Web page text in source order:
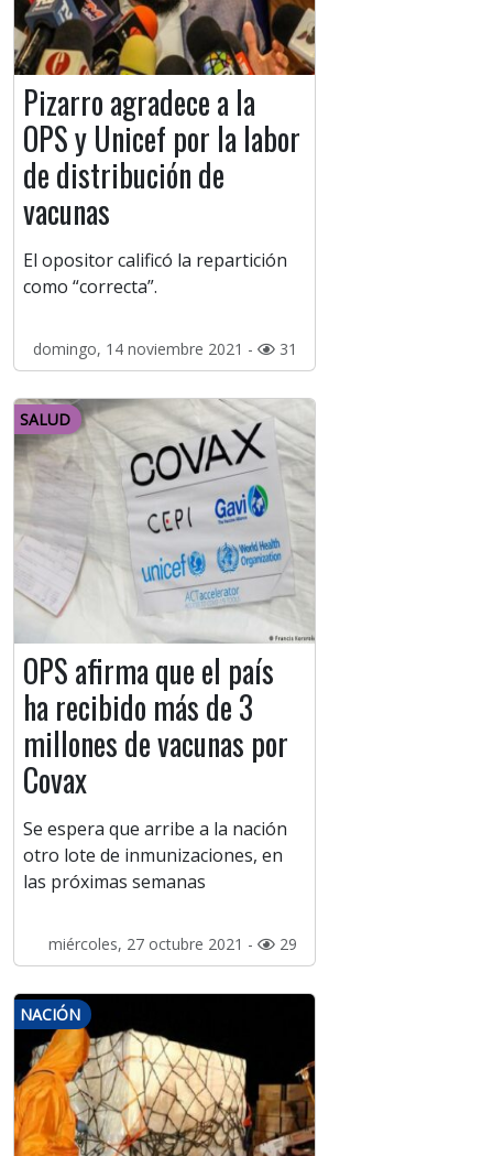
Pizarro agradece a la
OPS y Unicef por la labor
de distribución de
vacunas
El opositor calificó la repartición
como “correcta”.
domingo, 14 noviembre 2021 - 31
SALUD
OPS afirma que el país
ha recibido más de 3
millones de vacunas por
Covax
Se espera que arribe a la nación
otro lote de inmunizaciones, en
las próximas semanas
miércoles, 27 octubre 2021 - 29
NACIÓN